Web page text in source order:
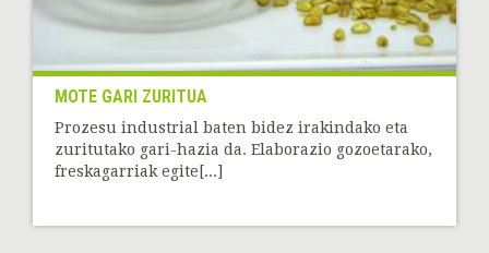
MOTE GARI ZURITUA
Prozesu industrial baten bidez irakindako eta
zuritutako gari-hazia da. Elaborazio gozoetarako,
freskagarriak egite[...]